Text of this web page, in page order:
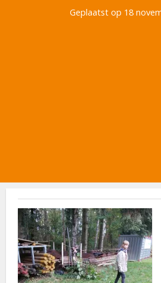
Geplaatst op 18